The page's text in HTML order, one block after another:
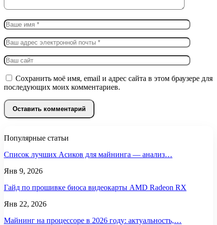
Сохранить моё имя, email и адрес сайта в этом браузере для
последующих моих комментариев.
Популярные статьи
Список лучших Асиков для майнинга — анализ…
Янв 9, 2026
Гайд по прошивке биоса видеокарты AMD Radeon RX
Янв 22, 2026
Майнинг на процессоре в 2026 году: актуальность,…